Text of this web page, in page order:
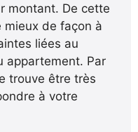
montant. De cette
de façon à
liées au
appartement. Par
trouve être très
à votre